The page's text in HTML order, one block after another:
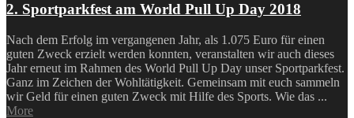
2. Sportparkfest am World Pull Up Day 2018
Nach dem Erfolg im vergangenen Jahr, als 1.075 Euro für einen
guten Zweck erzielt werden konnten, veranstalten wir auch dieses
Jahr erneut im Rahmen des World Pull Up Day unser Sportparkfest.
Ganz im Zeichen der Wohltätigkeit. Gemeinsam mit euch sammeln
wir Geld für einen guten Zweck mit Hilfe des Sports. Wie das ...
More